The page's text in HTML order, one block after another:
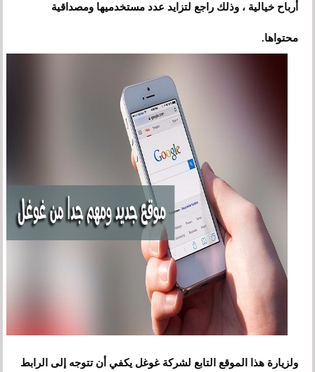
أرباح خيالية ، وذلك راجع لتزايد عدد مستخدميها ومصداقية
محتواها.
ولزيارة هذا الموقع التابع لشركة غوغل يكفي أن تتوجه إلى الرابط